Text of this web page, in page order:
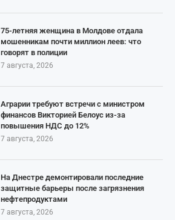
75-летняя женщина в Молдове отдала
мошенникам почти миллион леев: что
говорят в полиции
7 августа, 2026
Аграрии требуют встречи с министром
финансов Викторией Белоус из-за
повышения НДС до 12%
7 августа, 2026
На Днестре демонтировали последние
защитные барьеры после загрязнения
нефтепродуктами
7 августа, 2026